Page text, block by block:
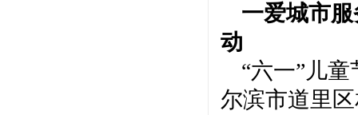
一爱城市
动
“六一”儿
尔滨市道里